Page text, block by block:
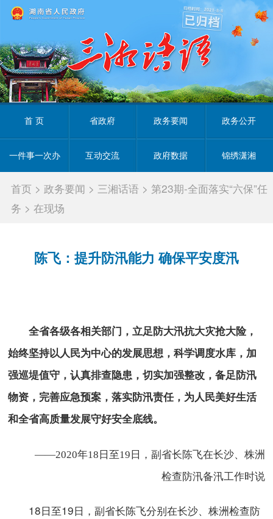
首 页 省政府 政务要闻 政务公开
一件事一次办 互动交流 政府数据 锦绣潇湘
首页 >政务要闻 > 三湘话语 > 第23期-全面落实“六保”任
务 >在现场
陈飞：提升防汛能力 确保平安度汛
全省各级各相关部门，立足防大汛抗大灾抢大险，
始终坚持以人民为中心的发展思想，科学调度水库，加
强巡堤值守，认真排查隐患，切实加强整改，备足防汛
物资，完善应急预案，落实防汛责任，为人民美好生活
和全省高质量发展守好安全底线。
——2020年18日至19日，副省长陈飞在长沙、株洲
检查防汛备汛工作时说
18日至19日，副省长陈飞分别在长沙、株洲检查防